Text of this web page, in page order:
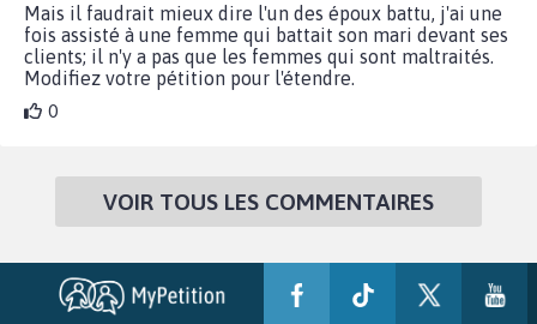
Mais il faudrait mieux dire l'un des époux battu, j'ai une
fois assisté à une femme qui battait son mari devant ses
clients; il n'y a pas que les femmes qui sont maltraités.
Modifiez votre pétition pour l'étendre.
0
VOIR TOUS LES COMMENTAIRES